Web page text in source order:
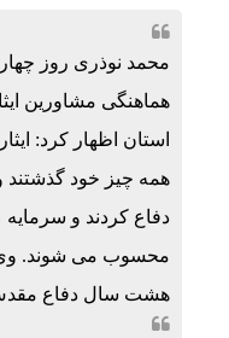
عملیات نصر ۲ چه تاثیری در معادلات جنگ داشت؟ *سعدالله زارعی
تنگی انگشتر
بورس تهران
محمد نوذری روز
هماهنگی مشاورین
استان اظهار کرد:
همه چیز خود گذشتند
دفاع کردند و
محسوب می شوند. وی
هشت سال دفاع